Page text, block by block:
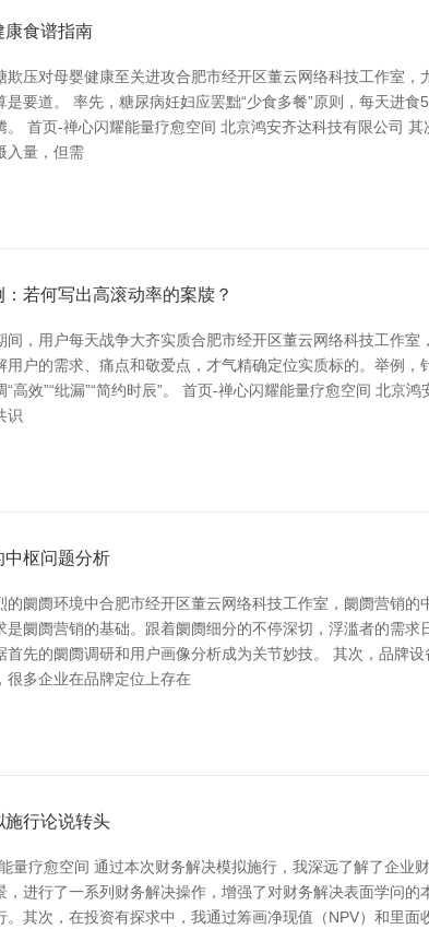
康食谱指南
欺压对母婴健康至关进攻合肥市经开区董云网络科技工作室
是要道。 率先，糖尿病妊妇应罢黜“少食多餐”原则，每天进
。 首页-禅心闪耀能量疗愈空间 北京鸿安齐达科技有限公司
入量，但需
若何写出高滚动率的案牍？
间，用户每天战争大齐实质合肥市经开区董云网络科技工作
用户的需求、痛点和敬爱点，才气精确定位实质标的。举例，
“高效”“纰漏”“简约时辰”。 首页-禅心闪耀能量疗愈空间 北京
识
中枢问题分析
的阛阓环境中合肥市经开区董云网络科技工作室，阛阓营销
是阛阓营销的基础。跟着阛阓细分的不停深切，浮滥者的需
首先的阛阓调研和用户画像分析成为关节妙技。 其次，品牌
很多企业在品牌定位上存在
施行论说转头
量疗愈空间 通过本次财务解决模拟施行，我深远了解了企业
，进行了一系列财务解决操作，增强了对财务解决表面学问
。其次，在投资有探求中，我通过筹画净现值（NPV）和里